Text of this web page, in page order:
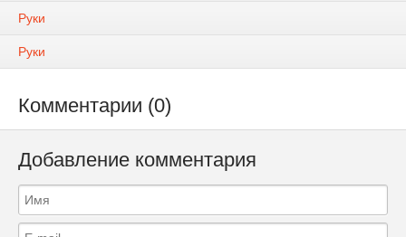
Руки
Руки
Комментарии (0)
Добавление комментария